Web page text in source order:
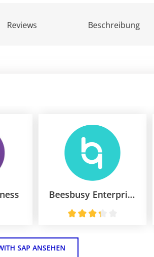
Reviews Beschreibung
Beesbusy Enterprise
SAP ANSEHEN